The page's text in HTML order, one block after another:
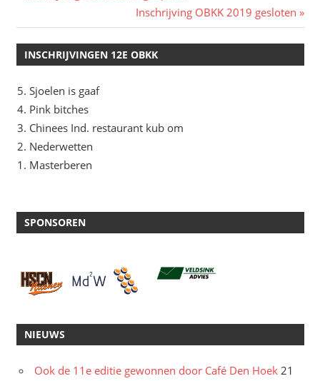
navigatie
Volgend
bericht:
Inschrijving OBKK 2019 gesloten
INSCHRIJVINGEN 12E OBKK
Sjoelen is gaaf
Pink bitches
Chinees Ind. restaurant kub om
Nederwetten
Masterberen
SPONSOREN
NIEUWS
Ook de 11e editie gewonnen door Café Den Hoek 21